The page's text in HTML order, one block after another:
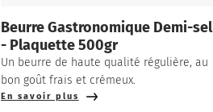
Beurre Gastronomique Demi-sel
- Plaquette 500gr
Un beurre de haute qualité régulière, au
bon goût frais et crémeux.
En savoir plus